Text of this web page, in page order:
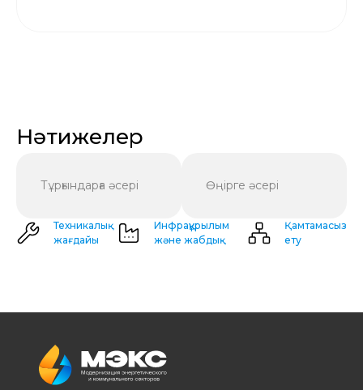
Нәтижелер
Тұрғындарға әсері Өңірге әсері
Техникалық
жағдайы
Инфрақұрылым
және жабдық
Қамтамасыз
ету